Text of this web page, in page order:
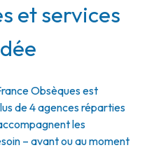
et services
Obsèques est
de 4 agences réparties
les
– avant ou au moment